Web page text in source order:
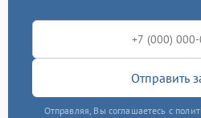
Отправить
Отправляя, Вы соглашаетесь с